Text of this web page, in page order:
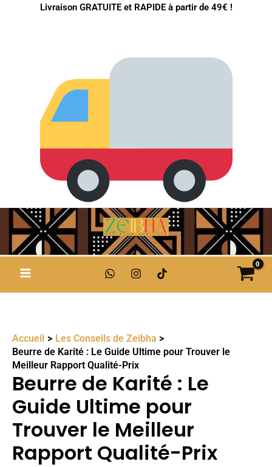
Livraison GRATUITE et RAPIDE à partir de 49€ !
Accueil
Les Conseils de Zeibha
Beurre de Karité : Le Guide Ultime pour Trouver le
Meilleur Rapport Qualité-Prix
Beurre de Karité : Le
Guide Ultime pour
Trouver le Meilleur
Rapport Qualité-Prix